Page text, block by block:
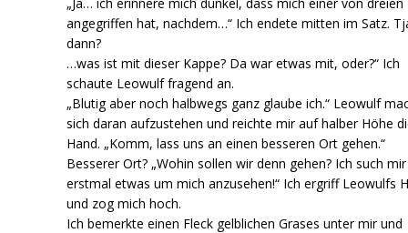
angegriffen hat, nachdem…“ Ich endete mitten im Satz.
dann?
…was ist mit dieser Kappe? Da war etwas mit, oder?“ Ich
schaute Leowulf fragend an.
„Blutig aber noch halbwegs ganz glaube ich.“ Leowulf
sich daran aufzustehen und reichte mir auf halber Höhe
Hand. „Komm, lass uns an einen besseren Ort gehen.“
Besserer Ort? „Wohin sollen wir denn gehen? Ich such
erstmal etwas um mich anzusehen!“ Ich ergriff Leowulfs
und zog mich hoch.
Ich bemerkte einen Fleck gelblichen Grases unter mir und